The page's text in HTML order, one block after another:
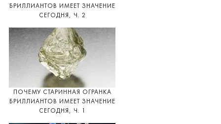
БРИЛЛИАНТОВ ИМЕЕТ ЗНАЧЕНИЕ
СЕГОДНЯ, Ч. 2
ПОЧЕМУ СТАРИННАЯ ОГРАНКА
БРИЛЛИАНТОВ ИМЕЕТ ЗНАЧЕНИЕ
СЕГОДНЯ, Ч. 1